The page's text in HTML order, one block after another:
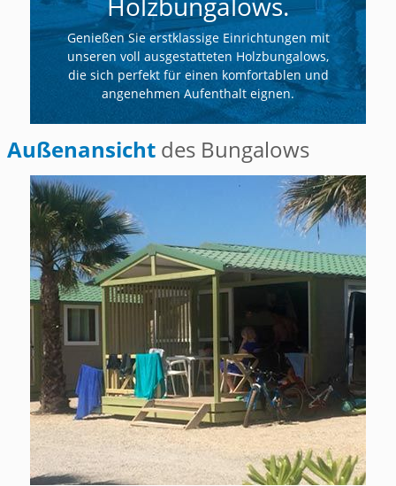
Genießen Sie erstklassige Einrichtungen mit
unseren voll ausgestatteten Holzbungalows,
die sich perfekt für einen komfortablen und
angenehmen Aufenthalt eignen.
Außenansichtdes Bungalows